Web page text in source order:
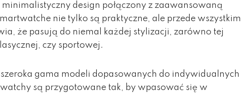
minimalistyczny design połączony z zaawansowaną
nie tylko są praktyczne, ale przede wszystkim
że pasują do niemal każdej stylizacji, zarówno tej
czy sportowej.
szeroka gama modeli dopasowanych do indywidualnych
są przygotowane tak, by wpasować się w